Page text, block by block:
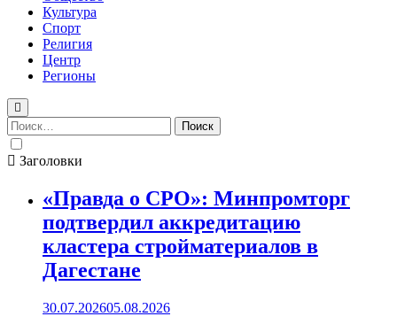
Культура
Спорт
Религия
Центр
Регионы
Найти:
Заголовки
«Правда о СРО»: Минпромторг
подтвердил аккредитацию
кластера стройматериалов в
Дагестане
30.07.202605.08.2026